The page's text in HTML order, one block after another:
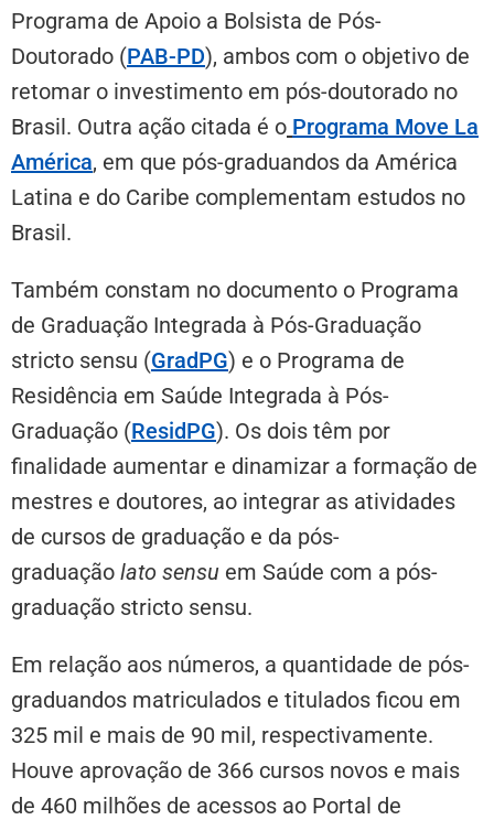
Programa de Apoio a Bolsista de Pós-
Doutorado (PAB-PD), ambos com o objetivo de
retomar o investimento em pós-doutorado no
Brasil. Outra ação citada é o Programa Move La
América, em que pós-graduandos da América
Latina e do Caribe complementam estudos no
Brasil.
Também constam no documento o Programa
de Graduação Integrada à Pós-Graduação
stricto sensu (GradPG) e o Programa de
Residência em Saúde Integrada à Pós-
Graduação (ResidPG). Os dois têm por
finalidade aumentar e dinamizar a formação de
mestres e doutores, ao integrar as atividades
de cursos de graduação e da pós-
graduação lato sensu em Saúde com a pós-
graduação stricto sensu.
Em relação aos números, a quantidade de pós-
graduandos matriculados e titulados ficou em
325 mil e mais de 90 mil, respectivamente.
Houve aprovação de 366 cursos novos e mais
de 460 milhões de acessos ao Portal de